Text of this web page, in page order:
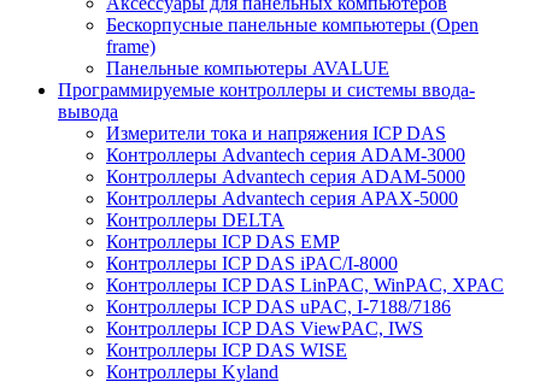
Бескорпусные панельные компьютеры (Open
frame)
Панельные компьютеры AVALUE
Программируемые контроллеры и системы ввода-
вывода
Измерители тока и напряжения ICP DAS
Контроллеры Advantech серия ADAM-3000
Контроллеры Advantech серия ADAM-5000
Контроллеры Advantech серия APAX-5000
Контроллеры DELTA
Контроллеры ICP DAS EMP
Контроллеры ICP DAS iPAC/I-8000
Контроллеры ICP DAS LinPAC, WinPAC, XPAC
Контроллеры ICP DAS uPAC, I-7188/7186
Контроллеры ICP DAS ViewPAC, IWS
Контроллеры ICP DAS WISE
Контроллеры Kyland